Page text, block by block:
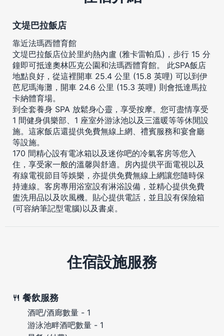
文堤巴拉飯店
靠近法瑪西體育館
文堤巴拉飯店位於里約熱內盧 (雅卡雷帕瓜)，步行 15 分
鐘即可抵達奧林匹克公園和法瑪西體育館。 此SPA飯店
地點良好，從這裡開車 25.4 公里 (15.8 英哩) 可以到伊
芭尼瑪海灘，開車 24.6 公里 (15.3 英哩) 則會抵達馬拉
卡納體育場。
到全套養身 SPA 放鬆身心靈，享受按摩。您可盡情享受
1 間健身俱樂部、1 座室外游泳池以及三溫暖等等休閒設
施。這家飯店還提供免費無線上網、禮賓服務和宴會廳
等設施。
170 間精心設有電冰箱以及迷你吧的冷氣客房等您入
住，享受家一般的溫馨與舒適。房內提供平面電視以及
有線電視節目等娛樂，亦提供免費無線上網讓您隨時保
持連線。客房專用浴室設有淋浴設備，並精心提供免費
盥洗用品以及吹風機。貼心提供電話，並且設有保險箱
(可容納筆記型電腦)以及書桌。
住宿設施服務
餐飲服務
酒吧/酒廊數量 - 1
游泳池畔酒吧數量 - 1